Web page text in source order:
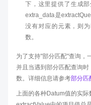
下，这里提供了生成
extra_data是
没有对应的元素，则
数。
为了支持"部分匹配"查询，
并且当遇到部分匹配查询
数。详细信息请参考部分匹
上面的各种Datum值的实际